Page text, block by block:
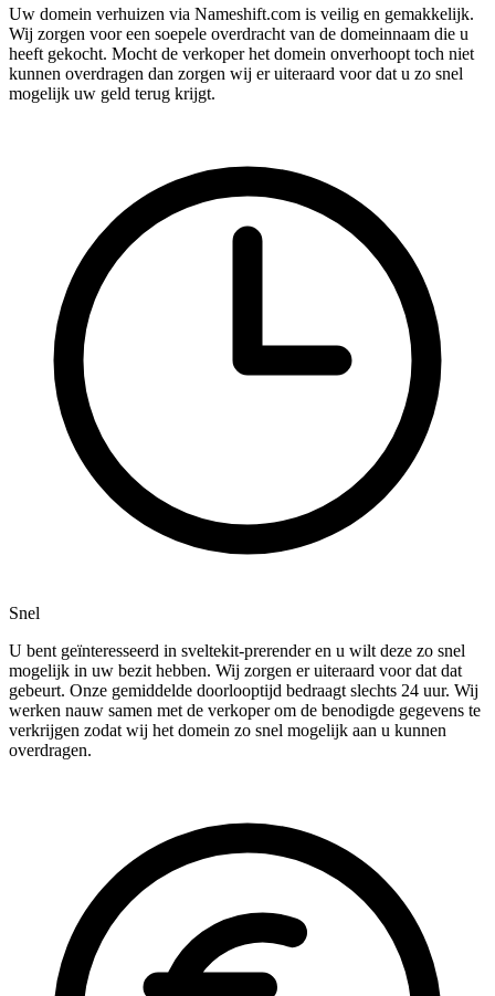
Uw domein verhuizen via Nameshift.com is veilig en gemakkelijk.
Wij zorgen voor een soepele overdracht van de domeinnaam die u
heeft gekocht. Mocht de verkoper het domein onverhoopt toch niet
kunnen overdragen dan zorgen wij er uiteraard voor dat u zo snel
mogelijk uw geld terug krijgt.
Snel
U bent geïnteresseerd in sveltekit-prerender en u wilt deze zo snel
mogelijk in uw bezit hebben. Wij zorgen er uiteraard voor dat dat
gebeurt. Onze gemiddelde doorlooptijd bedraagt slechts 24 uur. Wij
werken nauw samen met de verkoper om de benodigde gegevens te
verkrijgen zodat wij het domein zo snel mogelijk aan u kunnen
overdragen.